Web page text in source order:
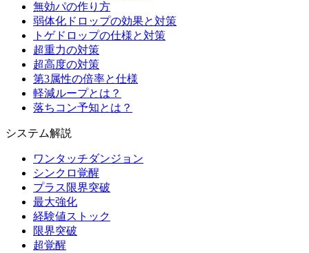
無効パの作り方
弱体化ドロップの効果と対策
トゲドロップの仕様と対策
超重力の対策
超高度の対策
第3属性の倍率と仕様
軽減ループとは？
落ちコン予知とは？
システム解説
ワンタッチダンジョン
シンクロ覚醒
プラス限界突破
最大強化
経験値ストック
限界突破
超覚醒